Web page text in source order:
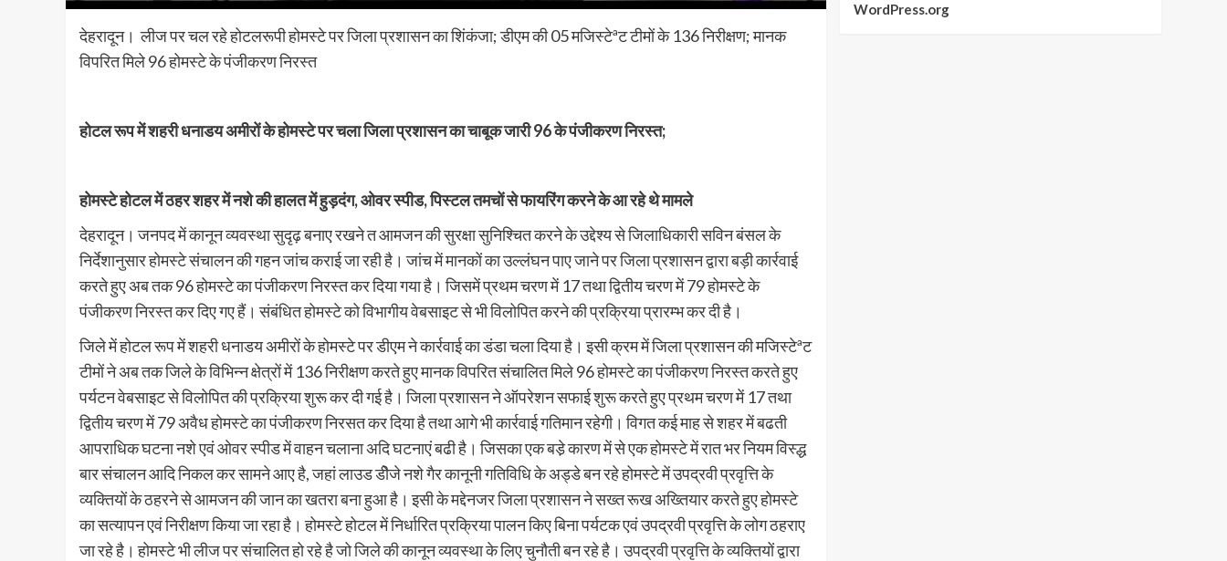
देहरादून। लीज पर चल रहे होटलरूपी होमस्टे पर जिला प्रशासन का शिंकंजा; डीएम की 05 मजिस्टेªट टीमों के 136 निरीक्षण; मानक
विपरित मिले 96 होमस्टे के पंजीकरण निरस्त
होटल रूप में शहरी धनाडय अमीरों के होमस्टे पर चला जिला प्रशासन का चाबूक जारी 96 के पंजीकरण निरस्त;
होमस्टे होटल में ठहर शहर में नशे की हालत में हुड़दंग, ओवर स्पीड, पिस्टल तमचों से फायरिंग करने के आ रहे थे मामले
देहरादून। जनपद में कानून व्यवस्था सुदृढ़ बनाए रखने त आमजन की सुरक्षा सुनिश्चित करने के उद्देश्य से जिलाधिकारी सविन बंसल के
निर्देशानुसार होमस्टे संचालन की गहन जांच कराई जा रही है। जांच में मानकों का उल्लंघन पाए जाने पर जिला प्रशासन द्वारा बड़ी कार्रवाई
करते हुए अब तक 96 होमस्टे का पंजीकरण निरस्त कर दिया गया है। जिसमें प्रथम चरण में 17 तथा द्वितीय चरण में 79 होमस्टे के
पंजीकरण निरस्त कर दिए गए हैं। संबंधित होमस्टे को विभागीय वेबसाइट से भी विलोपित करने की प्रक्रिया प्रारम्भ कर दी है।
जिले में होटल रूप में शहरी धनाडय अमीरों के होमस्टे पर डीएम ने कार्रवाई का डंडा चला दिया है। इसी क्रम में जिला प्रशासन की मजिस्टेªट
टीमों ने अब तक जिले के विभिन्न क्षेत्रों में 136 निरीक्षण करते हुए मानक विपरित संचालित मिले 96 होमस्टे का पंजीकरण निरस्त करते हुए
पर्यटन वेबसाइट से विलोपित की प्रक्रिया शुरू कर दी गई है। जिला प्रशासन ने ऑपरेशन सफाई शुरू करते हुए प्रथम चरण में 17 तथा
द्वितीय चरण में 79 अवैध होमस्टे का पंजीकरण निरसत कर दिया है तथा आगे भी कार्रवाई गतिमान रहेगी। विगत कई माह से शहर में बढती
आपराधिक घटना नशे एवं ओवर स्पीड में वाहन चलाना अदि घटनाएं बढी है। जिसका एक बडे़ कारण में से एक होमस्टे में रात भर नियम विस्द्ध
बार संचालन आदि निकल कर सामने आए है, जहां लाउड डीेजे नशे गैर कानूनी गतिविधि के अड्डे बन रहे होमस्टे में उपद्रवी प्रवृत्ति के
व्यक्तियों के ठहरने से आमजन की जान का खतरा बना हुआ है। इसी के मद्देनजर जिला प्रशासन ने सख्त रूख अख्तियार करते हुए होमस्टे
का सत्यापन एवं निरीक्षण किया जा रहा है। होमस्टे होटल में निर्धारित प्रक्रिया पालन किए बिना पर्यटक एवं उपद्रवी प्रवृत्ति के लोग ठहराए
जा रहे है। होमस्टे भी लीज पर संचालित हो रहे है जो जिले की कानून व्यवस्था के लिए चुनौती बन रहे है। उपद्रवी प्रवृत्ति के व्यक्तियों द्वारा
WordPress.org